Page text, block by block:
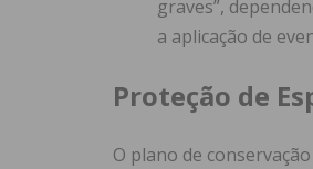
graves”,
a aplicação de
Proteção de
O plano de